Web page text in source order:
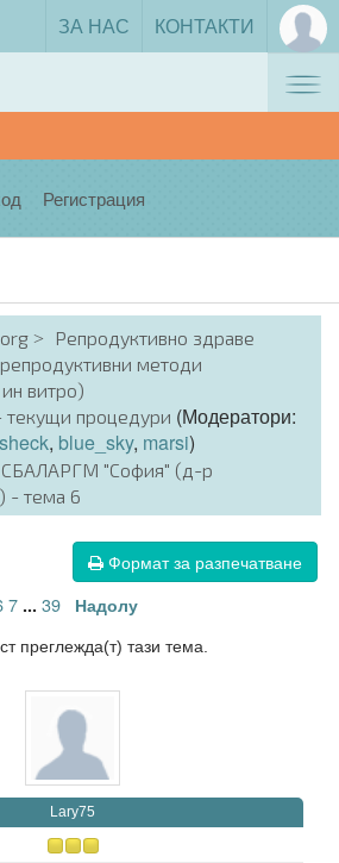
ЗА НАС КОНТАКТИ
Регистрация
Репродуктивно здраве
методи
витро)
текущи процедури (Модератори:
, blue_sky, marsi)
СБАЛАРГМ "София" (д-р
- тема 6
Формат за разпечатване
7 ... 39 Надолу
преглежда(т) тази тема.
Lary75